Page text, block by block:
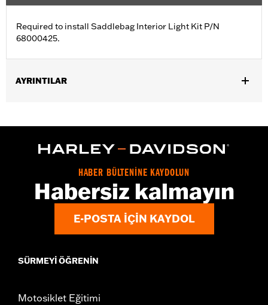
Required to install Saddlebag Interior Light Kit P/N
68000425.
AYRINTILAR
In the Box: Harness
HABER BÜLTENİNE KAYDOLUN
Habersiz kalmayın
E-POSTA IÇIN KAYDOL
SÜRMEYI ÖĞRENIN
Motosiklet Eğitimi